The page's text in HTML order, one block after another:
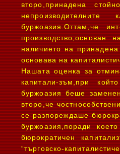
второ,принадена
непроизводителните
буржоазия.Оттам,че
наличието на
основава на
Нашата оценка за
капитали-зъм,при
буржоазия беше
второ,че
се разпореждаше
буржоазия,поради
бюрократичен
“търговско-